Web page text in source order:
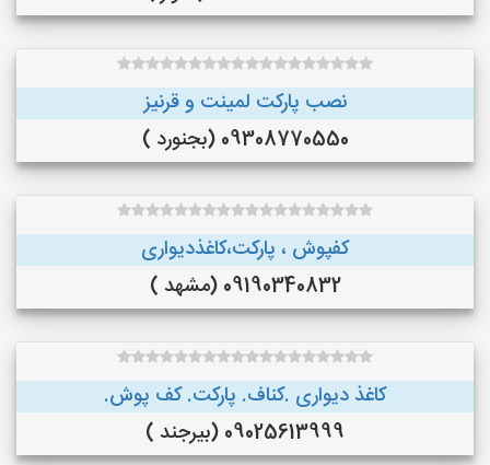
نصب پارکت لمینت و قرنیز
09308770550 (بجنورد )
کفپوش ، پارکت،کاغذدیواری
09190340832 (مشهد )
کاغذ دیواری .کناف. پارکت. کف پوش.
09025613999 (بیرجند )